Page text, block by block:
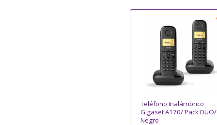
Teléfono Inalámbrico
Gigaset A170/ Pack DUO/
Negro